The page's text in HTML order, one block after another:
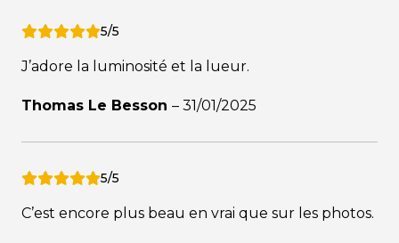
5/5
J’adore la luminosité et la lueur.
Thomas Le Besson – 31/01/2025
5/5
C’est encore plus beau en vrai que sur les photos.